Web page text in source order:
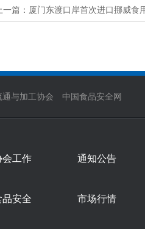
一篇： 厦门东渡口岸首次进口挪威食
通与加工协会 中国食品安全网
会工作 通知公告
品安全 市场行情